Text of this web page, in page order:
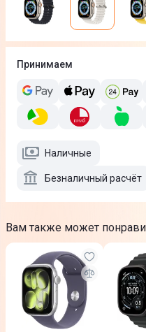
Принимаем
Наличные
Безналичный расчёт
Вам также может